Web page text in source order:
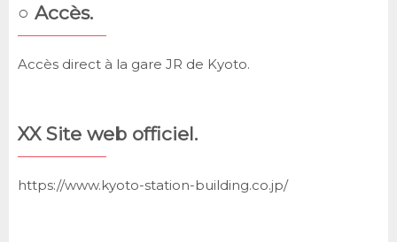
○ Accès.
Accès direct à la gare JR de Kyoto.
XX Site web officiel.
https://www.kyoto-station-building.co.jp/